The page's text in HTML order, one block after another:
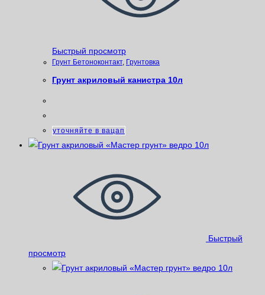
Быстрый просмотр
Грунт Бетоноконтакт, Грунтовка
Грунт акриловый канистра 10л
уточняйте в вацап
Быстрый
просмотр